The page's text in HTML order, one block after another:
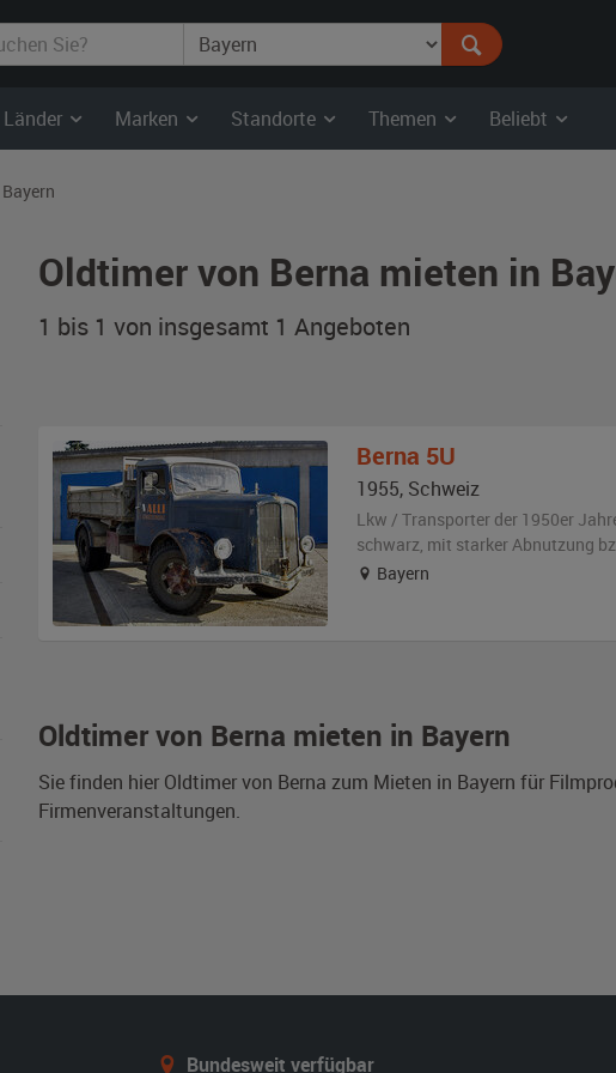
Länder Marken Standorte Themen Beliebt
Bayern
Oldtimer von Berna mieten in
1 bis 1 von insgesamt 1 Angeboten
Oldtimer von Berna mieten in Bayern
Sie finden hier Oldtimer von Berna zum Mieten in Bayern für
Firmenveranstaltungen.
Berna 5U
1955, Schweiz
Lkw / Transporter der 1950er
schwarz, mit starker Abnutzung
Bayern
Bundesweit verfügbar